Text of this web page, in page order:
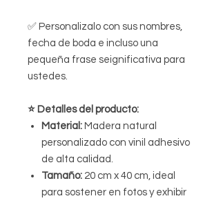
✅ Personalizalo con sus nombres,
fecha de boda e incluso una
pequeña frase seignificativa para
ustedes.
⭐️ Detalles del producto:
Material: Madera natural
personalizado con vinil adhesivo
de alta calidad.
Tamaño: 20 cm x 40 cm, ideal
para sostener en fotos y exhibir